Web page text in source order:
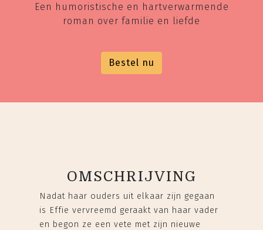
Een humoristische en hartverwarmende
roman over familie en liefde
Bestel nu
OMSCHRIJVING
Nadat haar ouders uit elkaar zijn gegaan
is Effie vervreemd geraakt van haar vader
en begon ze een vete met zijn nieuwe